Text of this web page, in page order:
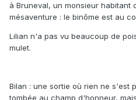
à Bruneval, un monsieur habitant
mésaventure : le binôme est au
Lilian n'a pas vu beaucoup de
mulet.
Bilan : une sortie où rien ne s'est
tombée au champ d'honneur,